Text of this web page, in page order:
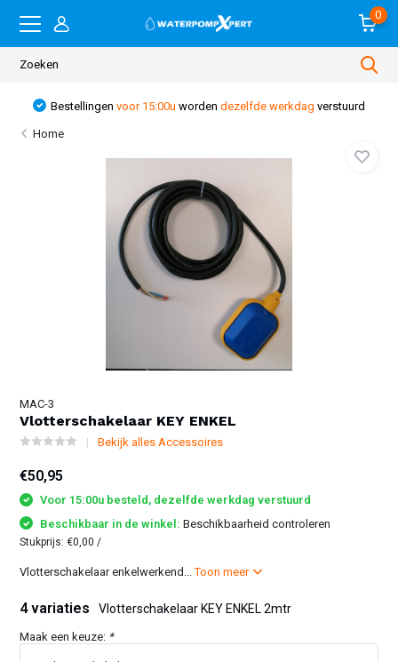
0
Bestellingenvoor 15:00u worden dezelfde werkdag verstuurd
Home
MAC-3
Vlotterschakelaar KEY ENKEL
Bekijk alles Accessoires
€50,95
Voor 15:00u besteld, dezelfde werkdag verstuurd
Beschikbaar in de winkel:Beschikbaarheid controleren
Stukprijs:€0,00 /
Vlotterschakelaar enkelwerkend...Toon meer
4 variaties Vlotterschakelaar KEY ENKEL 2mtr
Maak een keuze: *